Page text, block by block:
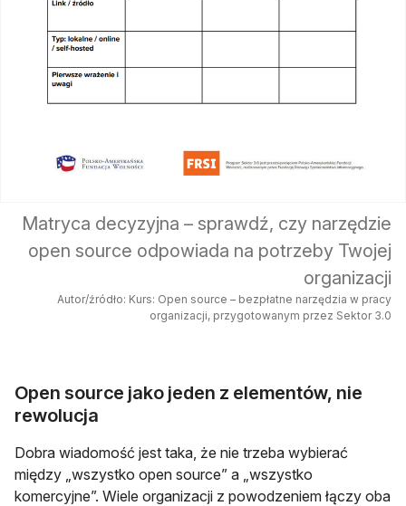
Matryca decyzyjna – sprawdź, czy narzędzie
open source odpowiada na potrzeby Twojej
organizacji
Autor/źródło: Kurs: Open source – bezpłatne narzędzia w pracy
organizacji, przygotowanym przez Sektor 3.0
Open source jako jeden z elementów, nie
rewolucja
Dobra wiadomość jest taka, że nie trzeba wybierać
między „wszystko open source” a „wszystko
komercyjne”. Wiele organizacji z powodzeniem łączy oba